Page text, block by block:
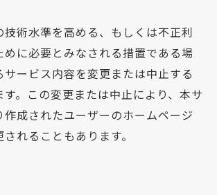
技術水準を高める、もしくは不正利
めに必要とみなされる措置である場
サービス内容を変更または中止する
す。この変更または中止により、本サ
作成されたユーザーのホームページ
れることもあります。